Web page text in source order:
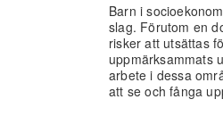
Barn i
slag. Förutom en
risker att utsättas
uppmärksammats
arbete i dessa
att se och fånga